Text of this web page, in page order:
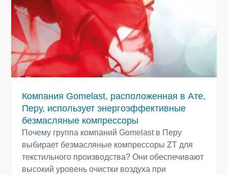
Компания Gomelast, расположенная в Ате,
Перу, использует энергоэффективные
безмасляные компрессоры
Почему группа компаний Gomelast в Перу
выбирает безмасляные компрессоры ZT для
текстильного производства? Они обеспечивают
высокий уровень очистки воздуха при